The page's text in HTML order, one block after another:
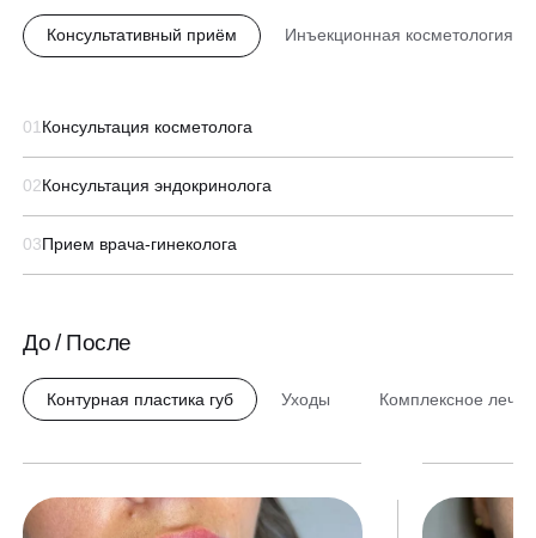
Консультативный приём Инъекционная косметология
01 Консультация косметолога
02Консультация эндокринолога
03Прием врача-гинеколога
До / После
Контурная пластика губ Уходы Комплексное